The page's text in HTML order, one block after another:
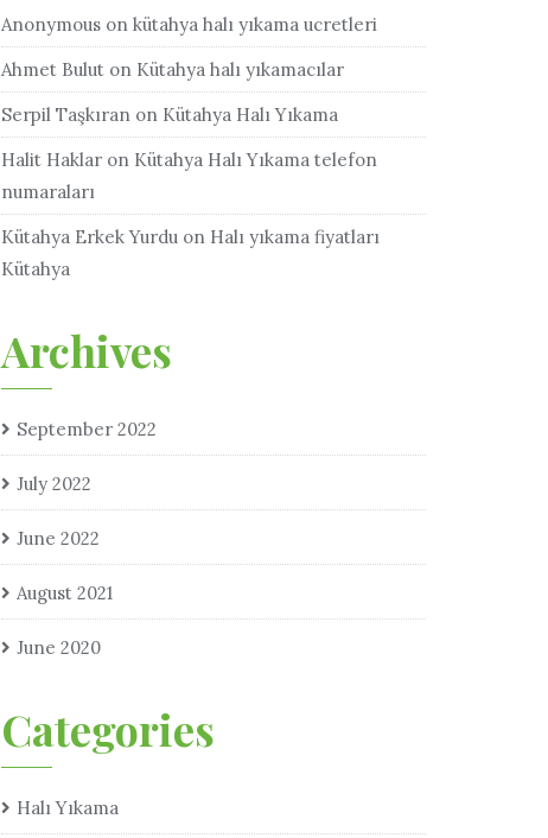
Anonymous on kütahya halı yıkama ucretleri
Ahmet Bulut on Kütahya halı yıkamacılar
Serpil Taşkıran on Kütahya Halı Yıkama
Halit Haklar on Kütahya Halı Yıkama telefon
numaraları
Kütahya Erkek Yurdu on Halı yıkama fiyatları
Kütahya
Archives
September 2022
July 2022
June 2022
August 2021
June 2020
Categories
Halı Yıkama